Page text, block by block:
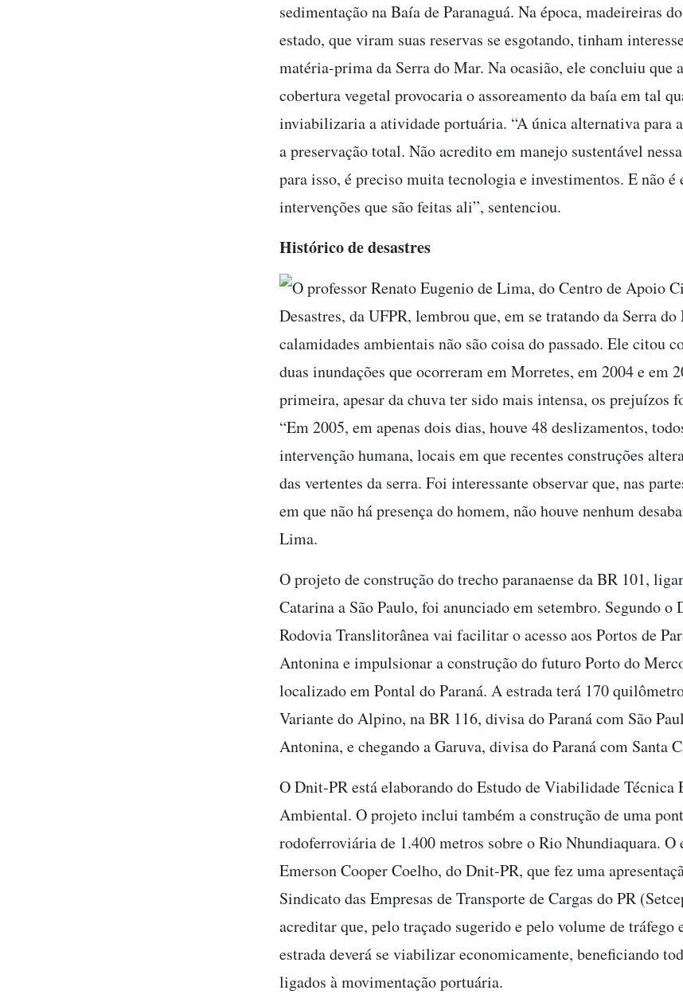
sedimentação na Baía de Paranaguá. Na época, madeireiras
estado, que viram suas reservas se esgotando, tinham
matéria-prima da Serra do Mar. Na ocasião, ele concluiu que
cobertura vegetal provocaria o assoreamento da baía em tal
inviabilizaria a atividade portuária. “A única alternativa para
a preservação total. Não acredito em manejo sustentável
para isso, é preciso muita tecnologia e investimentos. E não é
intervenções que são feitas ali”, sentenciou.
Histórico de desastres
O professor Renato Eugenio de Lima, do Centro de Apoio
Desastres, da UFPR, lembrou que, em se tratando da Serra do
calamidades ambientais não são coisa do passado. Ele citou
duas inundações que ocorreram em Morretes, em 2004 e em
primeira, apesar da chuva ter sido mais intensa, os prejuízos
“Em 2005, em apenas dois dias, houve 48 deslizamentos,
intervenção humana, locais em que recentes construções
das vertentes da serra. Foi interessante observar que, nas
em que não há presença do homem, não houve nenhum
Lima.
O projeto de construção do trecho paranaense da BR 101,
Catarina a São Paulo, foi anunciado em setembro. Segundo o
Rodovia Translitorânea vai facilitar o acesso aos Portos de
Antonina e impulsionar a construção do futuro Porto do
localizado em Pontal do Paraná. A estrada terá 170
Variante do Alpino, na BR 116, divisa do Paraná com São
Antonina, e chegando a Garuva, divisa do Paraná com Santa
O Dnit-PR está elaborando do Estudo de Viabilidade Técnica
Ambiental. O projeto inclui também a construção de uma
rodoferroviária de 1.400 metros sobre o Rio Nhundiaquara. O
Emerson Cooper Coelho, do Dnit-PR, que fez uma
Sindicato das Empresas de Transporte de Cargas do PR
acreditar que, pelo traçado sugerido e pelo volume de tráfego
estrada deverá se viabilizar economicamente, beneficiando
ligados à movimentação portuária.